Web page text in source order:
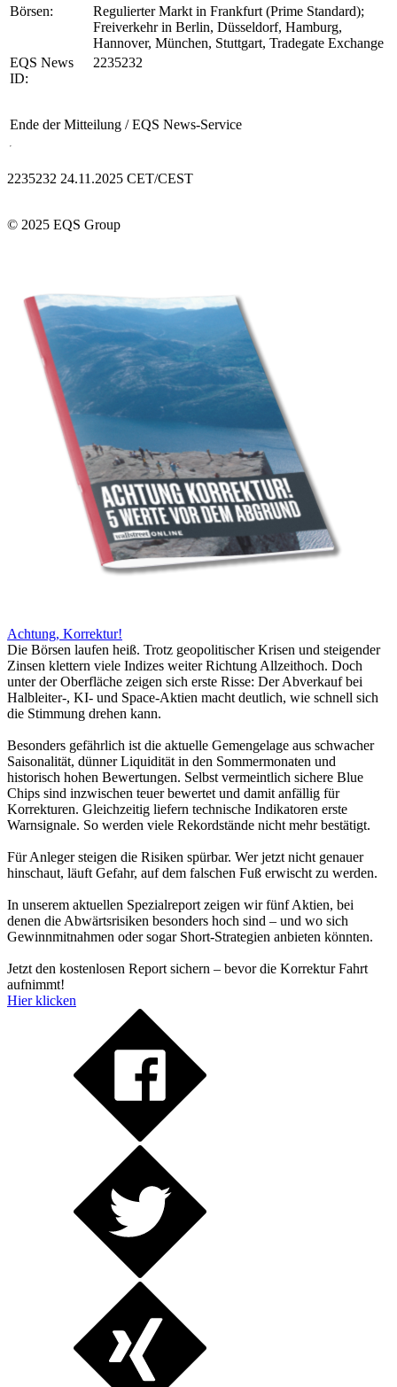
Börsen:
Regulierter Markt in Frankfurt (Prime Standard);
Freiverkehr in Berlin, Düsseldorf, Hamburg,
Hannover, München, Stuttgart, Tradegate Exchange
EQS News
ID:
2235232
Ende der Mitteilung / EQS News-Service
2235232 24.11.2025 CET/CEST
© 2025 EQS Group
Achtung, Korrektur!
Die Börsen laufen heiß. Trotz geopolitischer Krisen und steigender
Zinsen klettern viele Indizes weiter Richtung Allzeithoch. Doch
unter der Oberfläche zeigen sich erste Risse: Der Abverkauf bei
Halbleiter-, KI- und Space-Aktien macht deutlich, wie schnell sich
die Stimmung drehen kann.
Besonders gefährlich ist die aktuelle Gemengelage aus schwacher
Saisonalität, dünner Liquidität in den Sommermonaten und
historisch hohen Bewertungen. Selbst vermeintlich sichere Blue
Chips sind inzwischen teuer bewertet und damit anfällig für
Korrekturen. Gleichzeitig liefern technische Indikatoren erste
Warnsignale. So werden viele Rekordstände nicht mehr bestätigt.
Für Anleger steigen die Risiken spürbar. Wer jetzt nicht genauer
hinschaut, läuft Gefahr, auf dem falschen Fuß erwischt zu werden.
In unserem aktuellen Spezialreport zeigen wir fünf Aktien, bei
denen die Abwärtsrisiken besonders hoch sind – und wo sich
Gewinnmitnahmen oder sogar Short-Strategien anbieten könnten.
Jetzt den kostenlosen Report sichern – bevor die Korrektur Fahrt
aufnimmt!
Hier klicken